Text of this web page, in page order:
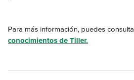
Para más información, puedes
conocimientos de Tiller.